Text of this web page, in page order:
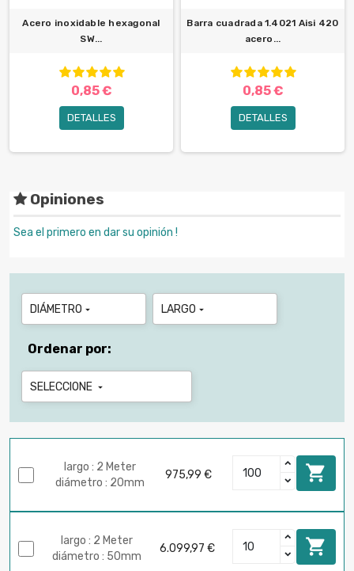
Acero inoxidable hexagonal
SW...
0,85 €
DETALLES
Barra cuadrada 1.4021 Aisi 420
acero...
0,85 €
DETALLES
Opiniones
Sea el primero en dar su opinión !
DIÁMETRO  LARGO 
Ordenar por:
SELECCIONE 
largo : 2 Meter
diámetro : 20mm
975,99 € 
largo : 2 Meter
diámetro : 50mm
6.099,97 € 